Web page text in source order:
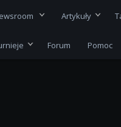
Artykuły
Forum Pomoc